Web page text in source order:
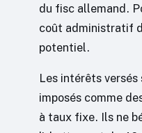
du fisc allemand.
coût administratif
potentiel.
Les intérêts
imposés comme
à taux fixe. Ils ne